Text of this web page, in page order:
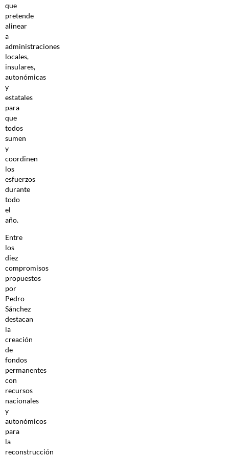
que
pretende
alinear
a
administraciones
locales,
insulares,
autonómicas
y
estatales
para
que
todos
sumen
y
coordinen
los
esfuerzos
durante
todo
el
año.
Entre
los
diez
compromisos
propuestos
por
Pedro
Sánchez
destacan
la
creación
de
fondos
permanentes
con
recursos
nacionales
y
autonómicos
para
la
reconstrucción